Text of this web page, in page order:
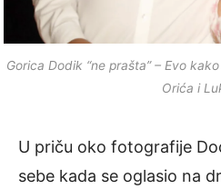
Gorica Dodik “ne prašta” – Evo
Orića i
U priču oko fotografije
sebe kada se oglasio na